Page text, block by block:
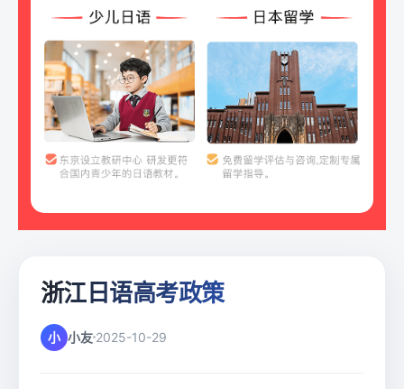
浙江日语高考政策
小 小友 2025-10-29